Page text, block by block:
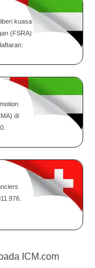
kuasa
(FSRA)
di
ICM.com